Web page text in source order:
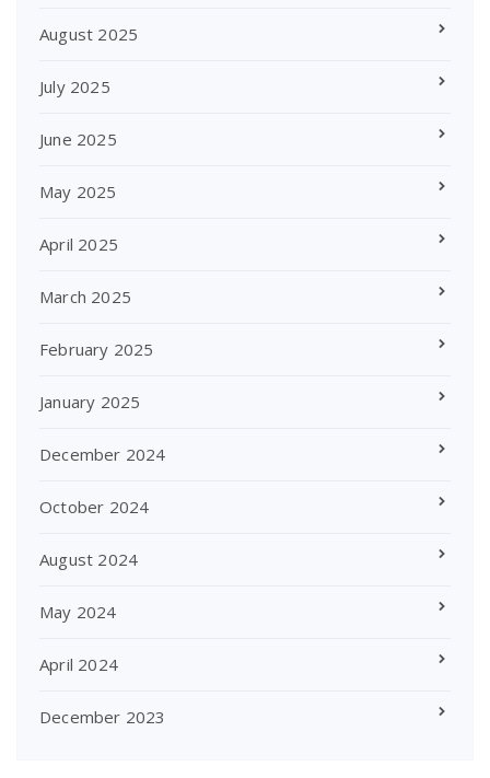
August 2025
July 2025
June 2025
May 2025
April 2025
March 2025
February 2025
January 2025
December 2024
October 2024
August 2024
May 2024
April 2024
December 2023